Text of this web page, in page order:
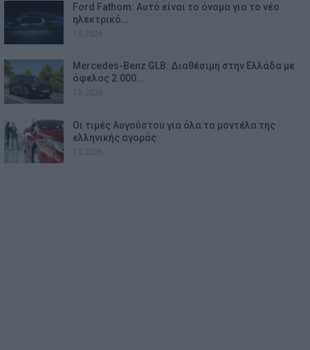
Ford Fathom: Αυτό είναι το όνομα για το νέο
ηλεκτρικό…
Mercedes-Benz GLB: Διαθέσιμη στην Ελλάδα με
όφελος 2.000…
Οι τιμές Αυγούστου για όλα τα μοντέλα της
ελληνικής αγοράς